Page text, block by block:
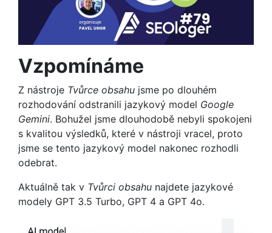
Vzpomínáme
Z nástroje Tvůrce obsahu jsme po dlouhém
rozhodování odstranili jazykový model Google
Gemini. Bohužel jsme dlouhodobě nebyli spokojeni
s kvalitou výsledků, které v nástroji vracel, proto
jsme se tento jazykový model nakonec rozhodli
odebrat.
Aktuálně tak v Tvůrci obsahu najdete jazykové
modely GPT 3.5 Turbo, GPT 4 a GPT 4o.